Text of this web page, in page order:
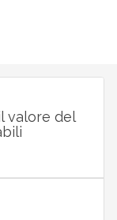
valore del